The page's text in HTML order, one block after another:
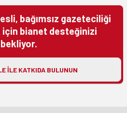
bağımsız gazeteciliği
bianet desteğinizi
bekliyor.
ILE KATKIDA BULUNUN